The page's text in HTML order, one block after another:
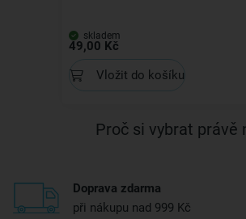
skladem
49,00 Kč
Vložit do košíku
Proč si vybrat právě
Doprava zdarma
při nákupu nad 999 Kč